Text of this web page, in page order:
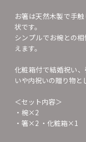
お箸は天然木製で手
状です。
シンプルでお椀との
えます。
化粧箱付で結婚祝い
いや内祝いの贈り物と
＜セット内容＞
・椀×2
・箸×2 ・化粧箱×1